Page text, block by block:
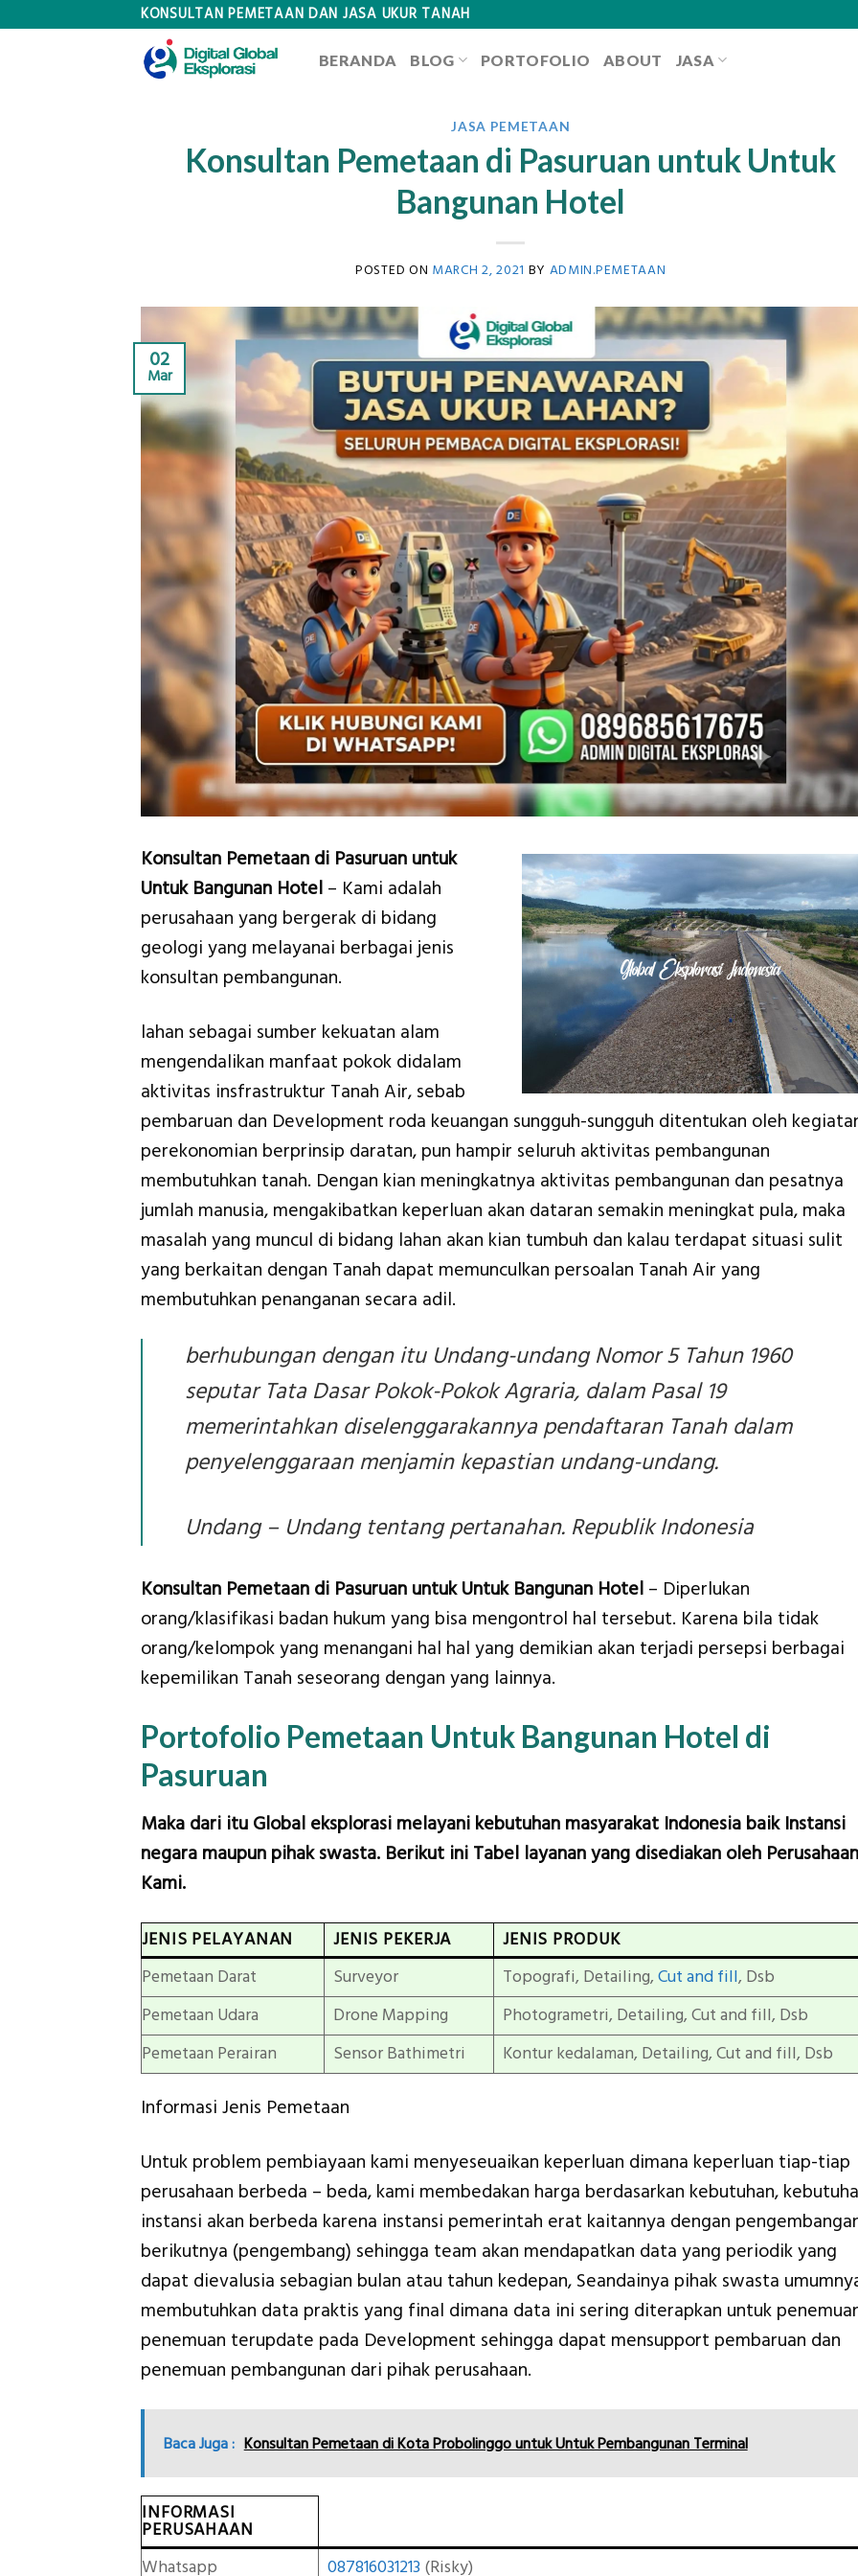
KONSULTAN PEMETAAN DAN JASA UKUR TANAH
BERANDA BLOG PORTOFOLIO ABOUT JASA
JASA PEMETAAN
Konsultan Pemetaan di Pasuruan untuk Untuk
Bangunan Hotel
POSTED ON MARCH 2, 2021 BY ADMIN.PEMETAAN
02
Mar
Konsultan Pemetaan di Pasuruan untuk
Untuk Bangunan Hotel – Kami adalah
perusahaan yang bergerak di bidang
geologi yang melayanai berbagai jenis
konsultan pembangunan.
lahan sebagai sumber kekuatan alam
mengendalikan manfaat pokok didalam
aktivitas insfrastruktur Tanah Air, sebab
pembaruan dan Development roda keuangan sungguh-sungguh ditentukan oleh
perekonomian berprinsip daratan, pun hampir seluruh aktivitas pembangunan
membutuhkan tanah. Dengan kian meningkatnya aktivitas pembangunan dan pesatnya
jumlah manusia, mengakibatkan keperluan akan dataran semakin meningkat pula, maka
masalah yang muncul di bidang lahan akan kian tumbuh dan kalau terdapat situasi sulit
yang berkaitan dengan Tanah dapat memunculkan persoalan Tanah Air yang
membutuhkan penanganan secara adil.
berhubungan dengan itu Undang-undang Nomor 5 Tahun 1960
seputar Tata Dasar Pokok-Pokok Agraria, dalam Pasal 19
memerintahkan diselenggarakannya pendaftaran Tanah dalam
penyelenggaraan menjamin kepastian undang-undang.
Undang – Undang tentang pertanahan. Republik Indonesia
Konsultan Pemetaan di Pasuruan untuk Untuk Bangunan Hotel – Diperlukan
orang/klasifikasi badan hukum yang bisa mengontrol hal tersebut. Karena bila tidak
orang/kelompok yang menangani hal hal yang demikian akan terjadi persepsi berbagai
kepemilikan Tanah seseorang dengan yang lainnya.
Portofolio Pemetaan Untuk Bangunan Hotel di
Pasuruan
Maka dari itu Global eksplorasi melayani kebutuhan masyarakat Indonesia baik Instansi
negara maupun pihak swasta. Berikut ini Tabel layanan yang disediakan oleh Perusahaan
Kami.
JENIS PELAYANAN JENIS PEKERJA
JENIS PRODUK
Pemetaan Darat
Surveyor Topografi, Detailing, Cut and fill, Dsb
Pemetaan Udara
Drone Mapping
Photogrametri, Detailing, Cut and fill, Dsb
Pemetaan Perairan
Sensor Bathimetri Kontur kedalaman, Detailing, Cut and fill, Dsb
Informasi Jenis Pemetaan
Untuk problem pembiayaan kami menyeseuaikan keperluan dimana keperluan tiap-tiap
perusahaan berbeda – beda, kami membedakan harga berdasarkan kebutuhan,
instansi akan berbeda karena instansi pemerintah erat kaitannya dengan
berikutnya (pengembang) sehingga team akan mendapatkan data yang periodik yang
dapat dievalusia sebagian bulan atau tahun kedepan, Seandainya pihak swasta
membutuhkan data praktis yang final dimana data ini sering diterapkan untuk
penemuan terupdate pada Development sehingga dapat mensupport pembaruan dan
penemuan pembangunan dari pihak perusahaan.
Baca Juga : Konsultan Pemetaan di Kota Probolinggo untuk Untuk Pembangunan Terminal
INFORMASI
PERUSAHAAN
Whatsapp
087816031213 (Risky)